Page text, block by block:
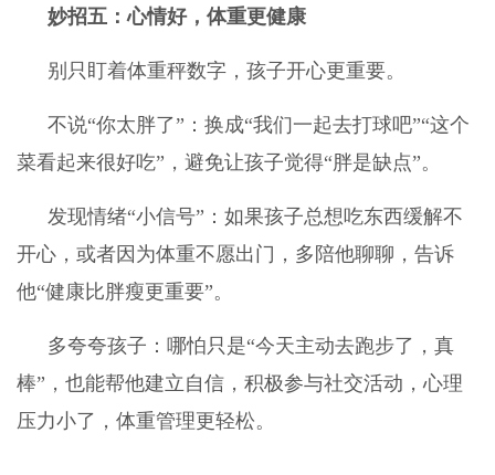
妙招五：心情好，体重更健康
别只盯着体重秤数字，孩子开心更重要。
不说“你太胖了”：换成“我们一起去打球吧”“这个
菜看起来很好吃”，避免让孩子觉得“胖是缺点”。
发现情绪“小信号”：如果孩子总想吃东西缓解不
开心，或者因为体重不愿出门，多陪他聊聊，告诉
他“健康比胖瘦更重要”。
多夸夸孩子：哪怕只是“今天主动去跑步了，真
棒”，也能帮他建立自信，积极参与社交活动，心理
压力小了，体重管理更轻松。